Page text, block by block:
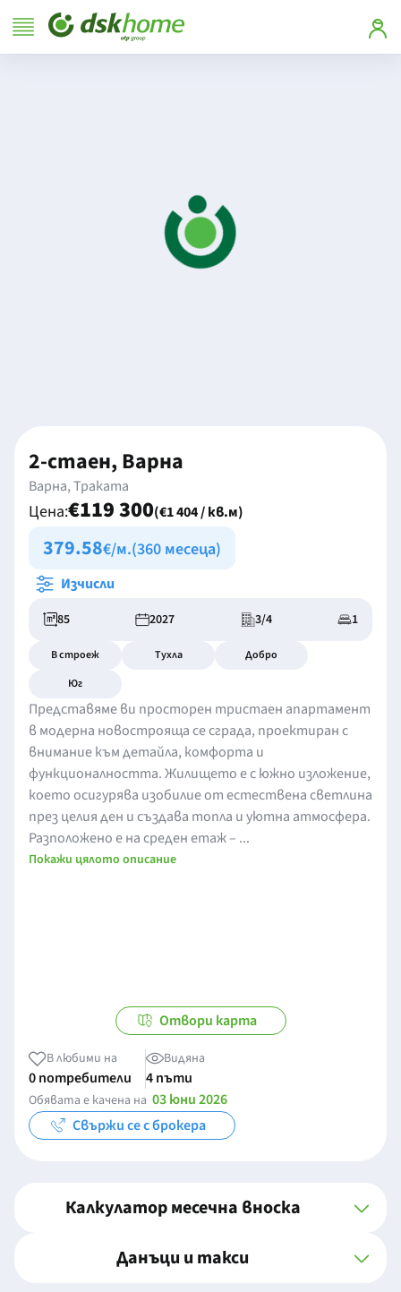
2-стаен, Варна
Варна, Траката
Цена:€119 300(€1 404 / кв.м)
379.58€/м.(360 месеца)
Изчисли
85 2027 3/4 1
В строеж Тухла
Добро
Юг
Представяме ви просторен тристаен апартамент
в модерна новострояща се сграда, проектиран с
внимание към детайла, комфорта и
функционалността. Жилището е с южно изложение,
което осигурява изобилие от естествена светлина
през целия ден и създава топла и уютна атмосфера.
Разположено е на среден етаж – ...
Покажи цялото описание
Отвори карта
В любими на
0 потребители
Видяна
4 пъти
Обявата е качена на 03 юни 2026
Свържи се с брокера
Калкулатор месечна вноска
Данъци и такси